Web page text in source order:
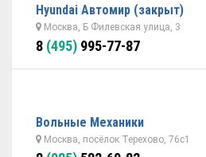
Hyundai Автомир (закрыт)
Москва, Б Филевская улица, 3
8 (495) 995-77-87
Вольные Механики
Москва, посёлок Терехово, 76с1